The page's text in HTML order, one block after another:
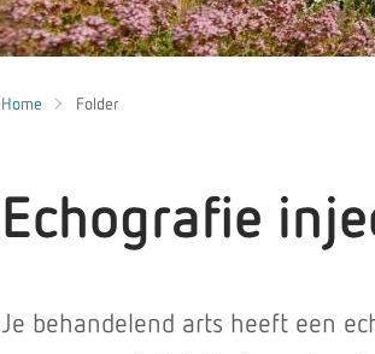
Home Folder
Echografie
Je behandelend arts heeft een